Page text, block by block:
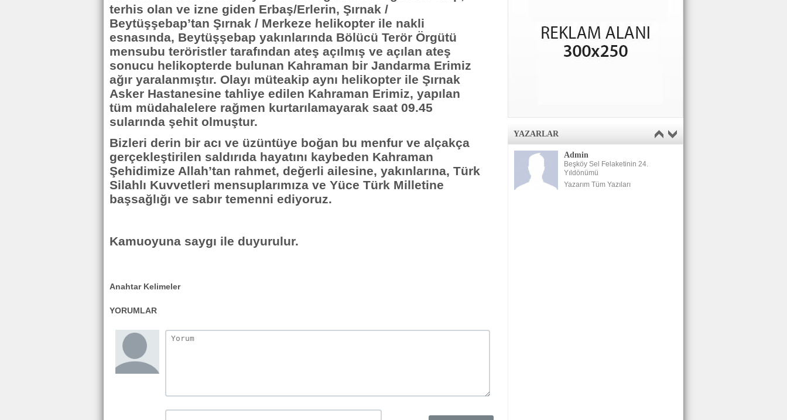
terhis olan ve izne giden Erbaş/Erlerin, Şırnak /
Beytüşşebap’tan Şırnak / Merkeze helikopter ile nakli
esnasında, Beytüşşebap yakınlarında Bölücü Terör Örgütü
mensubu teröristler tarafından ateş açılmış ve açılan ateş
sonucu helikopterde bulunan Kahraman bir Jandarma Erimiz
ağır yaralanmıştır. Olayı müteakip aynı helikopter ile Şırnak
Asker Hastanesine tahliye edilen Kahraman Erimiz, yapılan
tüm müdahalelere rağmen kurtarılamayarak saat 09.45
sularında şehit olmuştur.
Bizleri derin bir acı ve üzüntüye boğan bu menfur ve alçakça
gerçekleştirilen saldırıda hayatını kaybeden Kahraman
Şehidimize Allah’tan rahmet, değerli ailesine, yakınlarına, Türk
Silahlı Kuvvetleri mensuplarımıza ve Yüce Türk Milletine
başsağlığı ve sabır temenni ediyoruz.
Kamuoyuna saygı ile duyurulur.
Anahtar Kelimeler
YORUMLAR
YAZARLAR
Admin
Beşköy Sel Felaketinin 24.
Yıldönümü
Yazarım Tüm Yazıları